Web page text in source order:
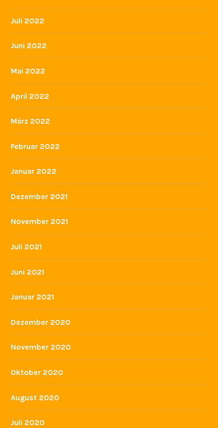
Juli 2022
Juni 2022
Mai 2022
April 2022
März 2022
Februar 2022
Januar 2022
Dezember 2021
November 2021
Juli 2021
Juni 2021
Januar 2021
Dezember 2020
November 2020
Oktober 2020
August 2020
Juli 2020